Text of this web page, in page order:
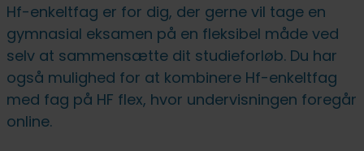
Hf-enkeltfag er for dig, der gerne vil tage en
gymnasial eksamen på en fleksibel måde ved
selv at sammensætte dit studieforløb. Du har
også mulighed for at kombinere Hf-enkeltfag
med fag på HF flex, hvor undervisningen foregår
online.